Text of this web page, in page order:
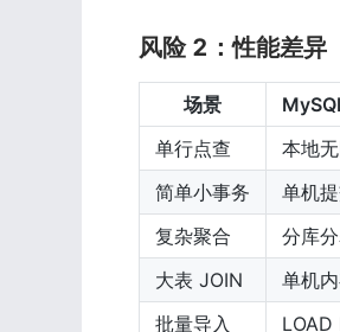
风险 2：性能差异
场景
单行点查
本地
简单小事务
单机
复杂聚合
分库
大表 JOIN
单机
批量导入
LOAD